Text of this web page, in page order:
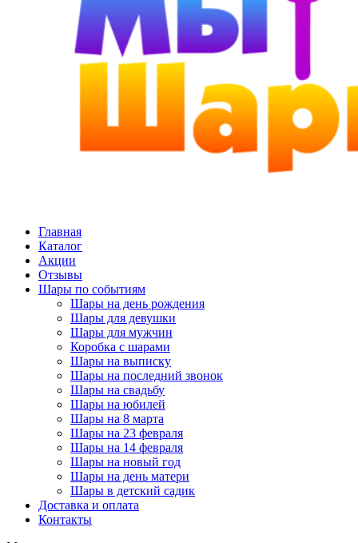
Главная
Каталог
Акции
Отзывы
Шары по событиям
Шары на день рождения
Шары для девушки
Шары для мужчин
Коробка с шарами
Шары на выписку
Шары на последний звонок
Шары на свадьбу
Шары на юбилей
Шары на 8 марта
Шары на 23 февраля
Шары на 14 февраля
Шары на новый год
Шары на день матери
Шары в детский садик
Доставка и оплата
Контакты